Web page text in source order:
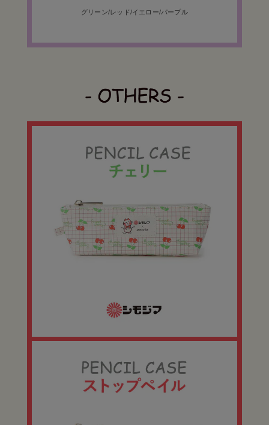
グリーン/レッド/イエロー/パープル